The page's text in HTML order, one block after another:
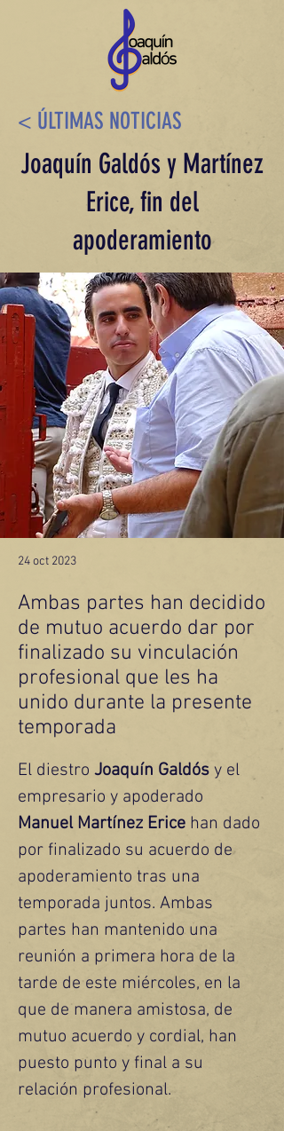
< ÚLTIMAS NOTICIAS
Joaquín Galdós y Martínez
Erice, fin del
apoderamiento
24 oct 2023
Ambas partes han decidido
de mutuo acuerdo dar por
finalizado su vinculación
profesional que les ha
unido durante la presente
temporada
El diestro Joaquín Galdós y el
empresario y apoderado
Manuel Martínez Erice han dado
por finalizado su acuerdo de
apoderamiento tras una
temporada juntos. Ambas
partes han mantenido una
reunión a primera hora de la
tarde de este miércoles, en la
que de manera amistosa, de
mutuo acuerdo y cordial, han
puesto punto y final a su
relación profesional.